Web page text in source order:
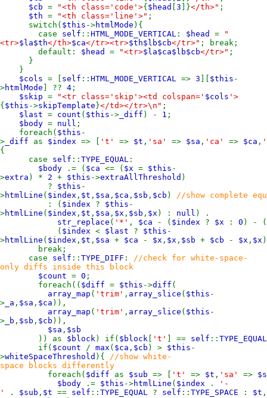
$cb = "<th class='code'>{$head [3 ]}</th>" ;
$th = "<th class='line'>" ;
switch( $this ->htmlMode ){
case self :: HTML_MODE_VERTICAL : $head =
"
<tr>$la$th</th>$ca</tr><tr>$th$lb$cb</tr>" ; break;
default: $head = "<tr>$la$ca$lb$cb</tr>" ;
}
}
$cols = [ self :: HTML_MODE_VERTICAL => 3 ][ $this -
>htmlMode ] ?? 4 ;
$skip = "<tr class='skip'><td colspan=' $cols '>
{$this ->skipTemplate}</td></tr>\n" ;
$last = count ( $this -> _diff ) - 1 ;
$body = null ;
foreach( $this -
> _diff as $index => [ 't' => $t , 'sa' => $sa , 'ca' => $ca ,
{
case self :: TYPE_EQUAL :
$body
.= ( $ca <= ( $x = $this -
>extra ) * 2 + $this ->extraAllThreshold )
? $this -
>htmlLine ( $index , $t , $sa , $ca , $sb , $cb )
//show complete
: ( $index ? $this -
>htmlLine ( $index , $t , $sa , $x , $sb , $x ) : null ) .
str_replace ( '*' , $ca - ( $index ? $x : 0 ) - (
( $index < $last ? $this -
>htmlLine ( $index , $t , $sa + $ca - $x , $x , $sb + $cb - $x , $x
break;
case self :: TYPE_DIFF :
//check for white-space-
only diffs inside this block
$count = 0 ;
foreach(( $diff = $this ->diff (
array_map ( 'trim' , array_slice ( $this -
> _a , $sa , $ca )),
array_map ( 'trim' , array_slice ( $this -
> _b , $sb , $cb )),
$sa , $sb
)) as $block ) if( $block [ 't' ] == self :: TYPE_EQUAL
if( $count / max ( $ca , $cb ) > $this -
>whiteSpaceThreshold ){
//show white-
space blocks differently
foreach( $diff as $sub => [ 't' => $t , 'sa' =>
$body
.= $this ->htmlLine ( $index .
'-
'
. $sub , $t == self :: TYPE_EQUAL ? self :: TYPE_SPACE : $t ,